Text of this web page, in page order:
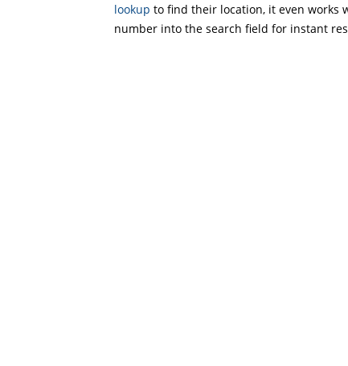
lookup to find their location, it even works
number into the search field for instant